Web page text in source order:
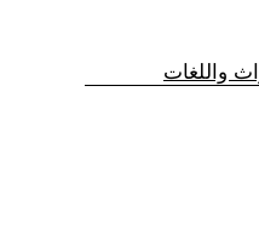
واللغات